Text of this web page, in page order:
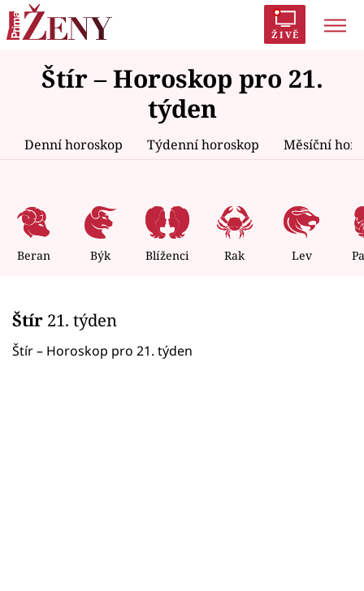
ŽIVĚ
Trendy: Polabí Inspekce Prostřeno!
AYTO?
Proměny
Témata
Celebrity
Seriály
Štír – Horoskop pro 21.
týden
Denní horoskop Týdenní horoskop Měsíční
Beran Býk Blíženci Rak Lev
Štír 21. týden
Štír – Horoskop pro 21. týden